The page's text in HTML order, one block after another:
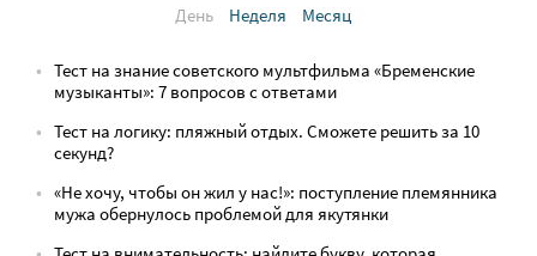
День
Неделя Месяц
Тест на знание советского мультфильма «Бременские
музыканты»: 7 вопросов с ответами
Тест на логику: пляжный отдых. Сможете решить за 10
секунд?
«Не хочу, чтобы он жил у нас!»: поступление племянника
мужа обернулось проблемой для якутянки